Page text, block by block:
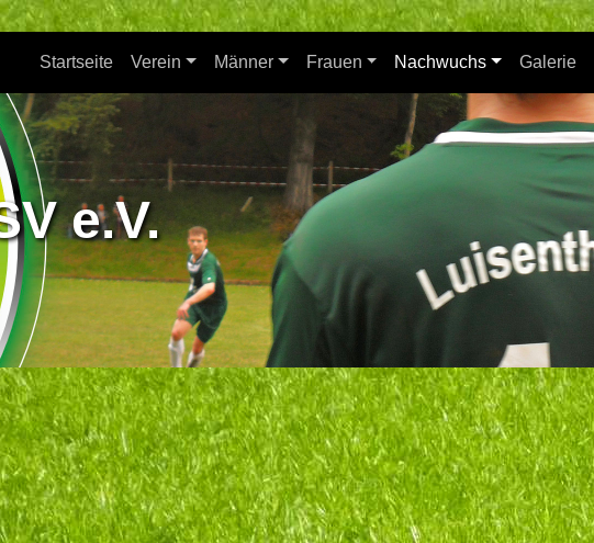
Startseite Verein Männer Frauen Nachwuchs Galerie
e.V.